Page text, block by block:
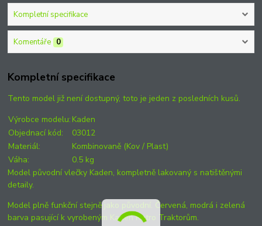
Kompletní specifikace
Komentáře 0
Kompletní specifikace
Tento model již není dostupný, toto je jeden z posledních kusů.
Výrobce modelu: Kaden
Objednací kód:
03012
Materiál:
Kombinovaně (Kov / Plast)
Váha:
0.5 kg
Model původní vlečky Kaden, kompletně lakovaný s natištěnými
detaily.
Model plně funkční stejně jako původní. Červená, modrá i zelená
barva pasující k vyrobeným Kaden Retro Traktorům.